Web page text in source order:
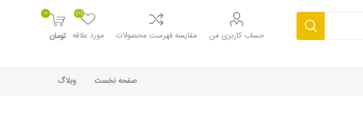
حساب کاربری من مقایسه فهرست محصولات مورد علاقه
(0)
0
تومان
صفحه نخست وبلاگ